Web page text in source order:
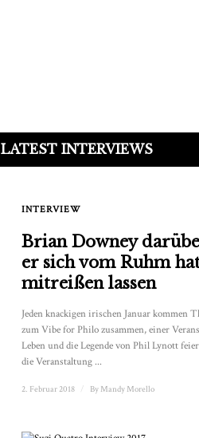
LATEST INTERVIEWS
INTERVIEW
Brian Downey
er sich vom Ruhm
mitreißen lassen
Jeden knackigen irischen Januar kommen
zum Vibe for Philo zusammen, einer
Leben und die Legende von Phil Lynott
die Veranstaltung ...
2. Februar 2018 By Mandy Morello